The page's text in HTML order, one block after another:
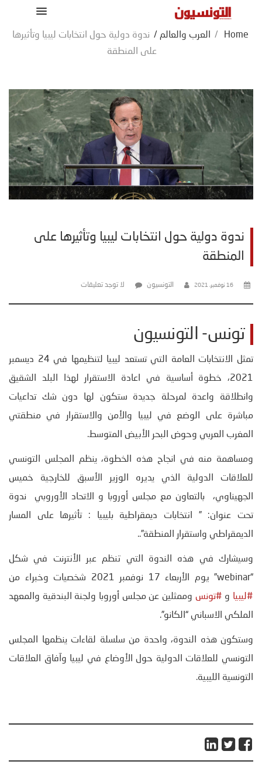
Home
/ العرب والعالم / ندوة دولية حول انتخابات ليبيا وتأثيرها
على المنطقة
ندوة دولية حول انتخابات ليبيا وتأثيرها على
المنطقة
16 نوفمبر، 2021 التونسيون لا توجد تعليقات
تونس- التونسيون
تمثل الانتخابات العامة التي تستعد ليبيا لتنظيمها في 24 ديسمبر
2021، خطوة أساسية في اعادة الاستقرار لهذا البلد الشقيق
وانطلاقة واعدة لمرحلة جديدة ستكون لها دون شك تداعيات
مباشرة على الوضع في ليبيا والأمن والاستقرار في منطقتي
المغرب العربي وحوض البحر الأبيض المتوسط.
ومساهمة منه في انجاح هذه الخطوة، ينظم المجلس التونسي
للعلاقات الدولية الذي يديره الوزير الأسبق للخارجية خميس
الجهيناوي، بالتعاون مع مجلس أوروبا و الاتحاد الأوروبي ندوة
تحت عنوان: ” انتخابات ديمقراطية بليبيا : تأثيرها على المسار
الديمقراطي واستقرار المنطقة”..
وسيشارك في هذه الندوة التي تنظم عبر الأنترنت في شكل
“webinar” يوم الأربعاء 17 نوفمبر 2021 شخصيات وخبراء من
#ليبيا و #تونس وممثلين عن مجلس أوروبا ولجنة البندقية والمعهد
الملكي الاسباني “الكانو”.
وستكون هذه الندوة، واحدة من سلسلة لقاءات ينظمها المجلس
التونسي للعلاقات الدولية حول الأوضاع في ليبيا وآفاق العلاقات
التونسية الليبية.